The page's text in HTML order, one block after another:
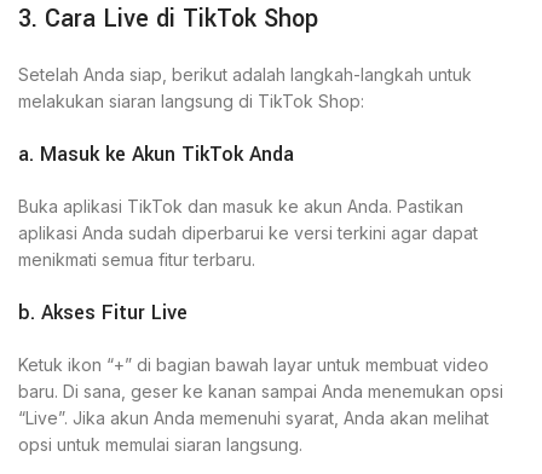
3. Cara Live di TikTok Shop
Setelah Anda siap, berikut adalah langkah-langkah untuk
melakukan siaran langsung di TikTok Shop:
a. Masuk ke Akun TikTok Anda
Buka aplikasi TikTok dan masuk ke akun Anda. Pastikan
aplikasi Anda sudah diperbarui ke versi terkini agar dapat
menikmati semua fitur terbaru.
b. Akses Fitur Live
Ketuk ikon “+” di bagian bawah layar untuk membuat video
baru. Di sana, geser ke kanan sampai Anda menemukan opsi
“Live”. Jika akun Anda memenuhi syarat, Anda akan melihat
opsi untuk memulai siaran langsung.